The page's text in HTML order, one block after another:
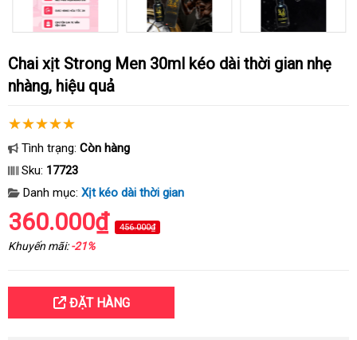
Chai xịt Strong Men 30ml kéo dài thời gian nhẹ
nhàng, hiệu quả
Tình trạng: Còn hàng
Sku: 17723
Danh mục: Xịt kéo dài thời gian
360.000₫ 456.000₫
Khuyến mãi:-21%
ĐẶT HÀNG